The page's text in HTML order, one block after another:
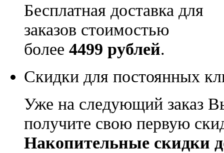
Бесплатная доставка для
заказов стоимостью
более 4499 рублей.
Скидки для постоянных
Уже на следующий заказ
получите свою первую
Накопительные скидки